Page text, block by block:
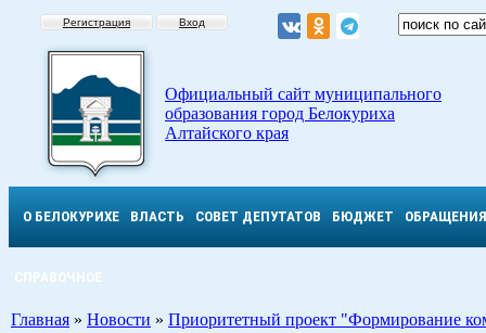
Регистрация Вход
Официальный сайт муниципального
образования город Белокуриха
Алтайского края
О БЕЛОКУРИХЕ ВЛАСТЬ СОВЕТ ДЕПУТАТОВ БЮДЖЕТ ОБРАЩЕНИЯ
СПРАВОЧНОЕ
Главная » Новости » Приоритетный проект "Формирование